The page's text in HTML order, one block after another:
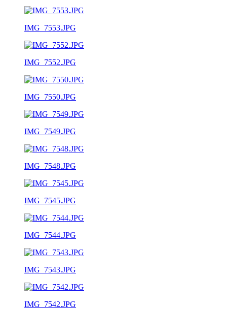
IMG_7553.JPG
IMG_7552.JPG
IMG_7550.JPG
IMG_7549.JPG
IMG_7548.JPG
IMG_7545.JPG
IMG_7544.JPG
IMG_7543.JPG
IMG_7542.JPG